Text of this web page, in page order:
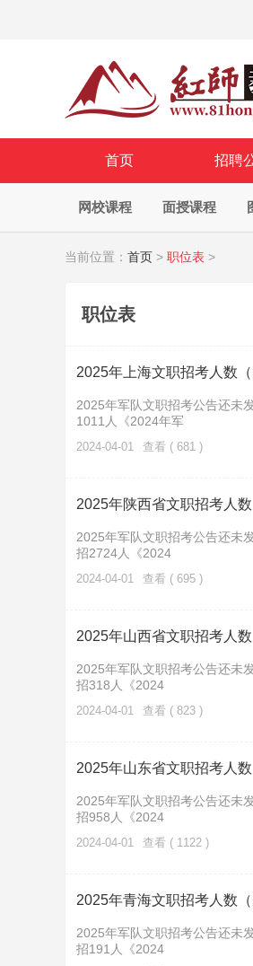
首页 招聘
网校课程 面授课程
当前位置： 首页 > 职位表 >
职位表
2025年上海文职招考人数
2025年军队文职招考公告还未
1011人《2024年军
2024-04-01 查看 ( 681 )
2025年陕西省文职招考人
2025年军队文职招考公告还未
招2724人《2024
2024-04-01 查看 ( 695 )
2025年山西省文职招考人
2025年军队文职招考公告还未
招318人《2024
2024-04-01 查看 ( 823 )
2025年山东省文职招考人
2025年军队文职招考公告还未
招958人《2024
2024-04-01 查看 ( 1122 )
2025年青海文职招考人数
2025年军队文职招考公告还未
招191人《2024